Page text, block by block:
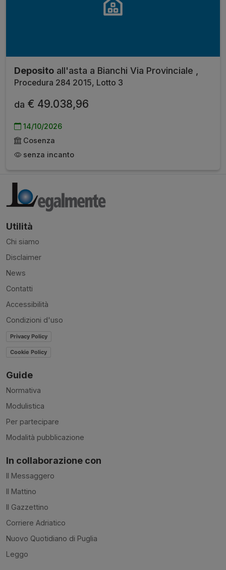
Deposito all'asta a Bianchi Via Provinciale ,
Procedura 284 2015, Lotto 3
da € 49.038,96
14/10/2026
Cosenza
senza incanto
Utilità
Chi siamo
Disclaimer
News
Contatti
Accessibilità
Condizioni d'uso
Privacy Policy
Cookie Policy
Guide
Normativa
Modulistica
Per partecipare
Modalità pubblicazione
In collaborazione con
Il Messaggero
Il Mattino
Il Gazzettino
Corriere Adriatico
Nuovo Quotidiano di Puglia
Leggo